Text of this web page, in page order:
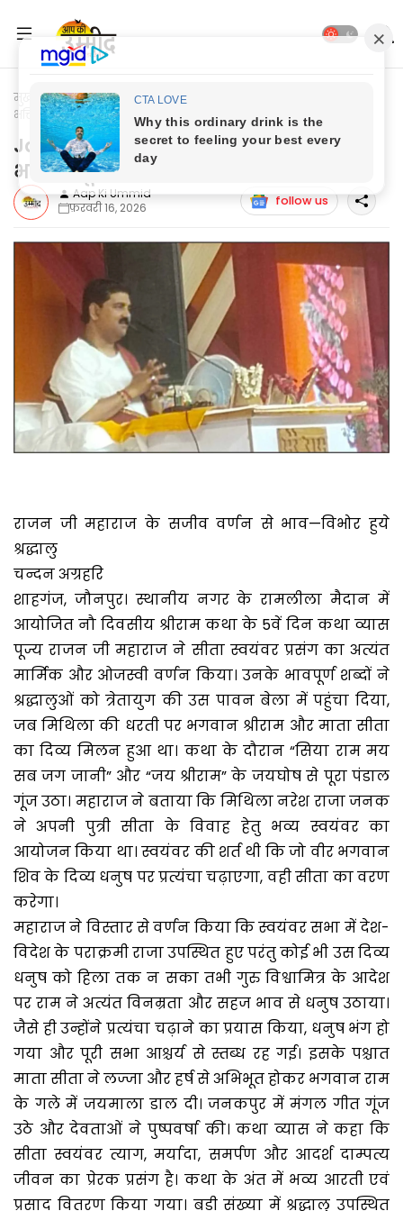
मुख्यपृष्ठ Jaunpur News
Jaunpur News: सीता स्वयंवर प्रसंग पर
भक्ति में डूबा रामलीला मैदान
Jaunpur News: सीता स्वयंवर प्रसंग पर
भक्ति में डूबा रामलीला मैदान
Aap Ki Ummid
फ़रवरी 16, 2026
follow us
राजन जी महाराज के सजीव वर्णन से भाव—विभोर हुये
श्रद्धालु
चन्दन अग्रहरि
शाहगंज, जौनपुर। स्थानीय नगर के रामलीला मैदान में
आयोजित नौ दिवसीय श्रीराम कथा के 5वें दिन कथा व्यास
पूज्य राजन जी महाराज ने सीता स्वयंवर प्रसंग का अत्यंत
मार्मिक और ओजस्वी वर्णन किया। उनके भावपूर्ण शब्दों ने
श्रद्धालुओं को त्रेतायुग की उस पावन बेला में पहुंचा दिया,
जब मिथिला की धरती पर भगवान श्रीराम और माता सीता
का दिव्य मिलन हुआ था। कथा के दौरान “सिया राम मय
सब जग जानी” और “जय श्रीराम” के जयघोष से पूरा पंडाल
गूंज उठा। महाराज ने बताया कि मिथिला नरेश राजा जनक
ने अपनी पुत्री सीता के विवाह हेतु भव्य स्वयंवर का
आयोजन किया था। स्वयंवर की शर्त थी कि जो वीर भगवान
शिव के दिव्य धनुष पर प्रत्यंचा चढ़ाएगा, वही सीता का वरण
करेगा।
महाराज ने विस्तार से वर्णन किया कि स्वयंवर सभा में देश-
विदेश के पराक्रमी राजा उपस्थित हुए परंतु कोई भी उस दिव्य
धनुष को हिला तक न सका तभी गुरु विश्वामित्र के आदेश
पर राम ने अत्यंत विनम्रता और सहज भाव से धनुष उठाया।
जैसे ही उन्होंने प्रत्यंचा चढ़ाने का प्रयास किया, धनुष भंग हो
गया और पूरी सभा आश्चर्य से स्तब्ध रह गई। इसके पश्चात
माता सीता ने लज्जा और हर्ष से अभिभूत होकर भगवान राम
के गले में जयमाला डाल दी। जनकपुर में मंगल गीत गूंज
उठे और देवताओं ने पुष्पवर्षा की। कथा व्यास ने कहा कि
सीता स्वयंवर त्याग, मर्यादा, समर्पण और आदर्श दाम्पत्य
जीवन का प्रेरक प्रसंग है। कथा के अंत में भव्य आरती एवं
प्रसाद वितरण किया गया। बड़ी संख्या में श्रद्धालु उपस्थित